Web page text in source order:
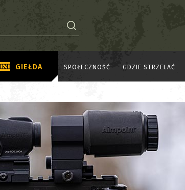
GIEŁDA SPOŁECZNOŚĆ GDZIE STRZELAĆ